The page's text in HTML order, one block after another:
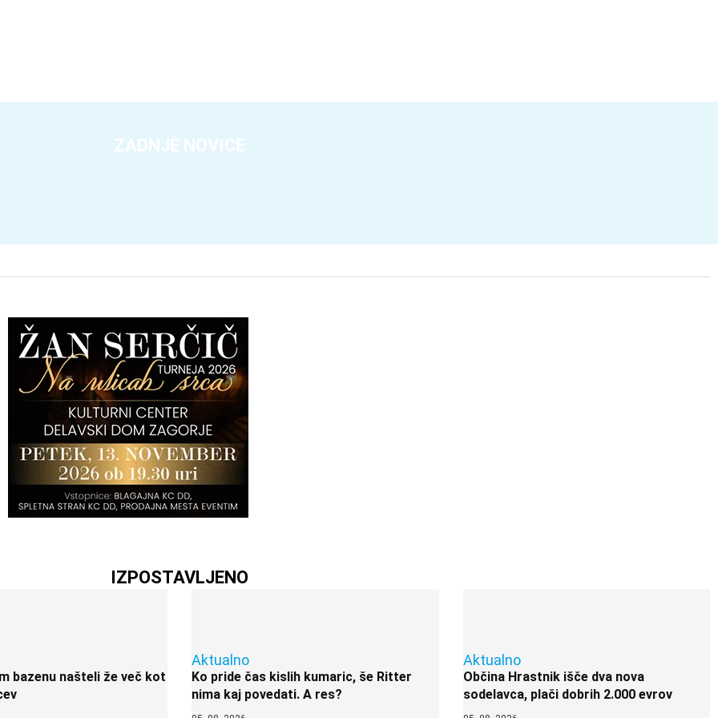
ZADNJE NOVICE
IZPOSTAVLJENO
bazenu našteli že več kot
Aktualno
Ko pride čas kislih kumaric, še Ritter
nima kaj povedati. A res?
Aktualno
Občina Hrastnik išče dva nova
sodelavca, plači dobrih 2.000 evrov